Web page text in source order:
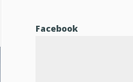
Facebook